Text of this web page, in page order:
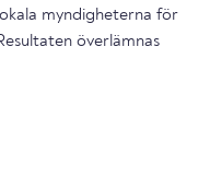
myndigheterna för
överlämnas